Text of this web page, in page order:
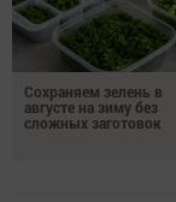
Сохраняем зелень в
августе на зиму без
сложных заготовок